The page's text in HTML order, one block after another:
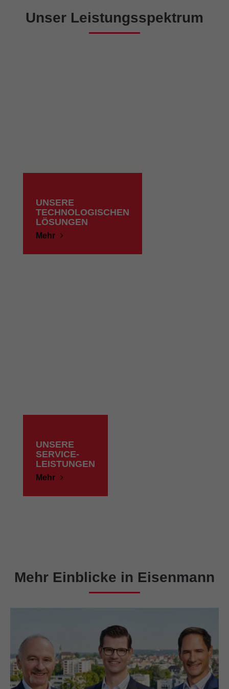
Unser Leistungsspektrum
UNSERE
TECHNOLOGISCHEN
LÖSUNGEN
Mehr
UNSERE
SERVICE-
LEISTUNGEN
Mehr
Mehr Einblicke in Eisenmann